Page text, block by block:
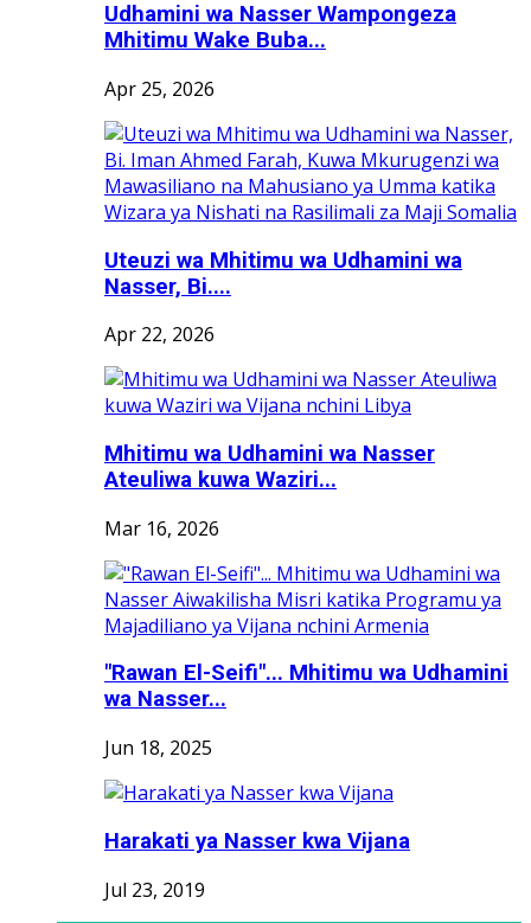
Udhamini wa Nasser Wampongeza
Mhitimu Wake Buba...
Apr 25, 2026
Uteuzi wa Mhitimu wa Udhamini wa
Nasser, Bi....
Apr 22, 2026
Mhitimu wa Udhamini wa Nasser
Ateuliwa kuwa Waziri...
Mar 16, 2026
"Rawan El-Seifi"... Mhitimu wa Udhamini
wa Nasser...
Jun 18, 2025
Harakati ya Nasser kwa Vijana
Jul 23, 2019